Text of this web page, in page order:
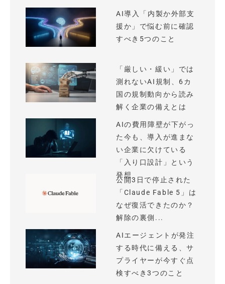
AI導入「内製か外部支
援か」で悩む前に確認
すべき5つのこと
「厳しい・緩い」では
測れないAI規制、6カ
国の規制動向から読み
解く企業の備えとは
AIの費用障壁が下がっ
た今も、導入が進まな
い企業に欠けている
「入り口設計」という
発想
公開3日で停止された
「Claude Fable 5」は
なぜ復活できたのか？
解除の裏側...
AIエージェントが発注
する時代に備える、サ
プライヤーが今すぐ点
検すべき3つのこと